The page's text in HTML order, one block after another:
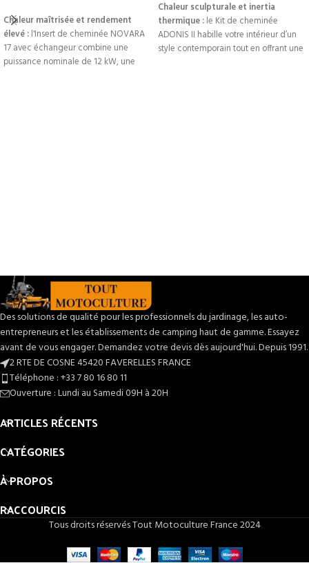
Chaleur maîtrisée et rendement
élevé : l'Insert de cheminée NOVARA
17 avec échangeur combine une
puissance nominale de 12 kW, une
Chaleur sculpturale et inertia
thermique : le Kit de cheminée
ADONIS II habille votre intérieur d’un
style contemporain tout en offrant une
Des solutions de qualité pour les professionnels du jardinage, les auto-
entrepreneurs et les établissements de camping haut de gamme. Essayez
avant de vous engager. Demandez votre devis dès aujourd'hui. Depuis 1991.
2 RTE DE COSNE 45420 FAVERELLES FRANCE
Téléphone : +33 7 80 16 80 11
Ouverture : Lundi au Samedi 09H à 20H
ARTICLES RÉCENTS
CATÉGORIES
À PROPOS
RACCOURCIS
Tous droits réservés Tout Motoculture France 2024